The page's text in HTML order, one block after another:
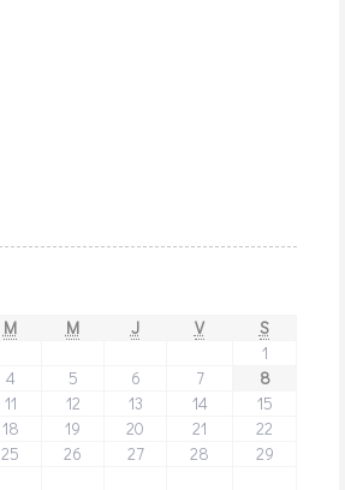
M M J V
S
1
4 5 6 7
8
11 12 13 14
15
18 19 20 21
22
25 26 27 28
29